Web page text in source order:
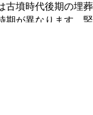
古墳時代後期の埋葬
期が異なります。竪